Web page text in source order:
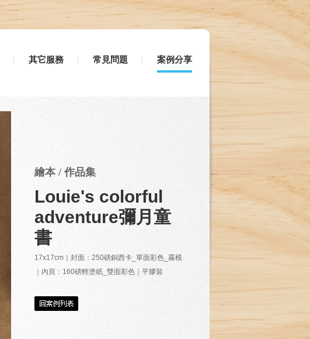
案例分享
常見問題
其它服務
繪本 / 作品集
Louie's colorful
adventure彌月童
書
17x17cm｜封面：250磅銅西卡_單面彩色_霧模
｜內頁：160磅輕塗紙_雙面彩色｜平膠裝